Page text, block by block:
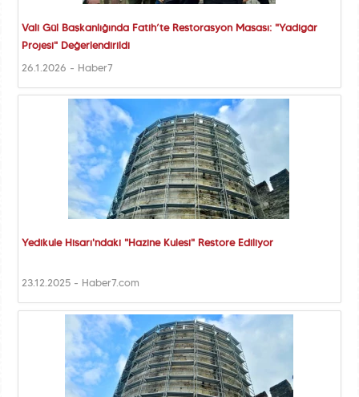
Vali Gül Başkanlığında Fatih’te Restorasyon Masası: "Yadigâr
Projesi" Değerlendirildi
26.1.2026 - Haber7
Yedikule Hisarı'ndaki "Hazine Kulesi" Restore Ediliyor
23.12.2025 - Haber7.com